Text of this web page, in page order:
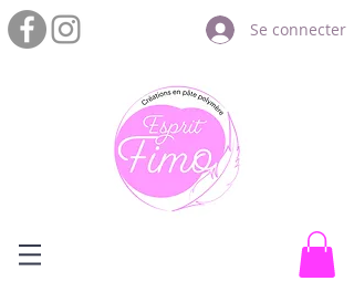
Se connecter